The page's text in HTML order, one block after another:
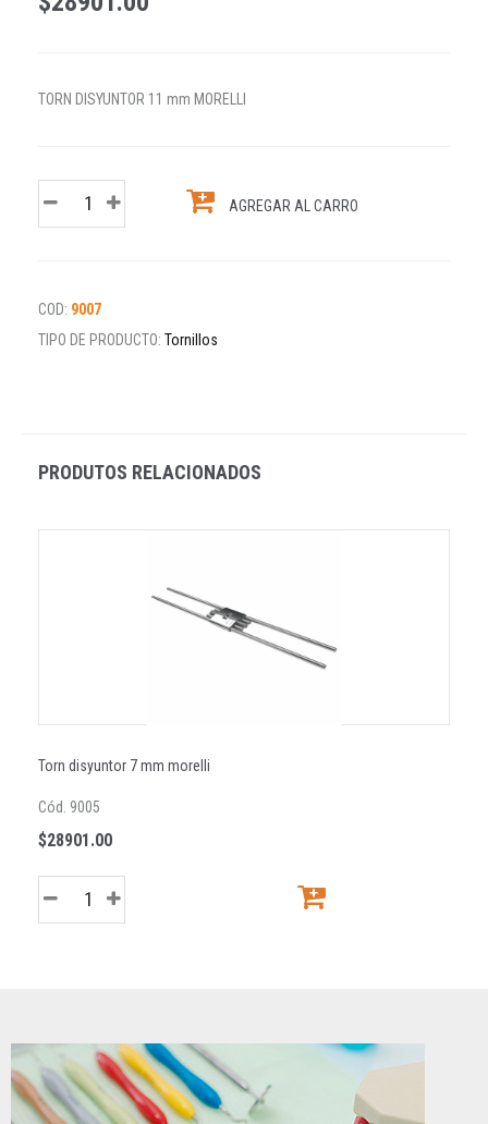
TORN DISYUNTOR 11 mm MORELLI
AGREGAR AL CARRO
COD: 9007
TIPO DE PRODUCTO: Tornillos
PRODUTOS RELACIONADOS
Torn disyuntor 7 mm morelli
Cód. 9005
$28901.00